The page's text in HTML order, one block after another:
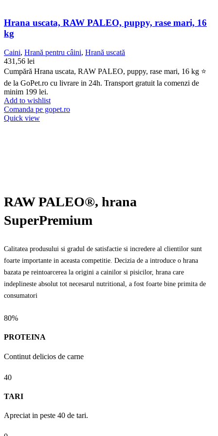
Hrana uscata, RAW PALEO, puppy, rase mari, 16
kg
Caini, Hrană pentru câini, Hrană uscată
431,56 lei
Cumpără Hrana uscata, RAW PALEO, puppy, rase mari, 16 kg ⭐
de la GoPet.ro cu livrare in 24h. Transport gratuit la comenzi de
minim 199 lei.
Add to wishlist
Comanda pe gopet.ro
Quick view
RAW PALEO®, hrana
SuperPremium
Calitatea produsului si gradul de satisfactie si incredere al clientilor sunt
foarte importante in aceasta competitie. Decizia de a introduce o hrana
bazata pe reintoarcerea la origini a cainilor si pisicilor, hrana care
indeplineste absolut tot necesarul nutritional, a fost foarte bine primita de
consumatori
80%
PROTEINA
Continut delicios de carne
40
TARI
Apreciat in peste 40 de tari.